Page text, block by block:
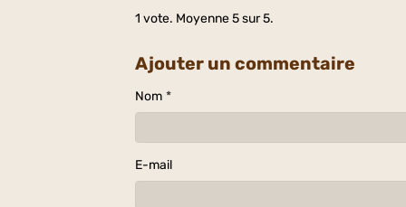
1 vote. Moyenne5sur 5.
Ajouter un commentaire
Nom
E-mail